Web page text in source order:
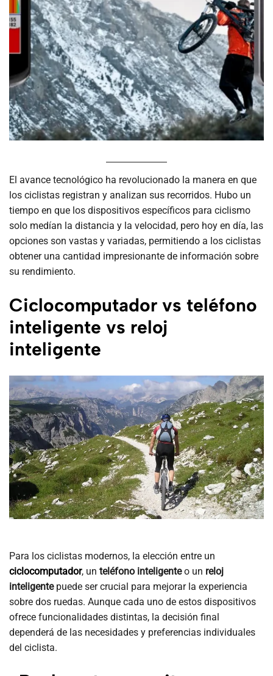
El avance tecnológico ha revolucionado la manera en que
los ciclistas registran y analizan sus recorridos. Hubo un
tiempo en que los dispositivos específicos para ciclismo
solo medían la distancia y la velocidad, pero hoy en día, las
opciones son vastas y variadas, permitiendo a los ciclistas
obtener una cantidad impresionante de información sobre
su rendimiento.
Ciclocomputador vs teléfono
inteligente vs reloj
inteligente
Para los ciclistas modernos, la elección entre un
ciclocomputador, un teléfono inteligenteo un reloj
inteligentepuede ser crucial para mejorar la experiencia
sobre dos ruedas. Aunque cada uno de estos dispositivos
ofrece funcionalidades distintas, la decisión final
dependerá de las necesidades y preferencias individuales
del ciclista.